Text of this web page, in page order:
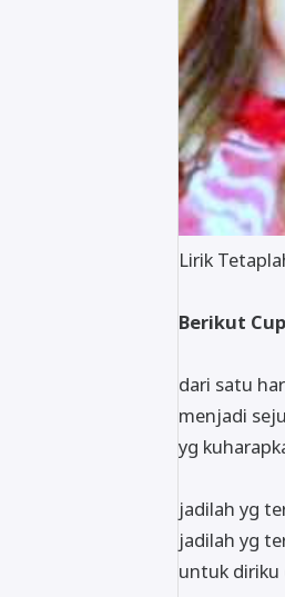
Lirik
Berikut
dari satu
menjadi
yg
jadilah yg
jadilah yg
untuk diriku